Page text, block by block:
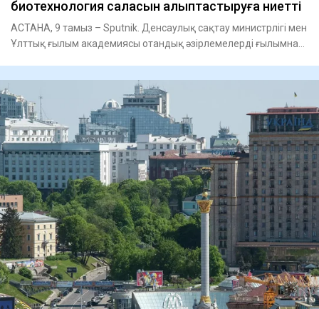
биотехнология саласын қалыптастыруға ниетті
АСТАНА, 9 тамыз – Sputnik. Денсаулық сақтау министрлігі мен
Ұлттық ғылым академиясы отандық әзірлемелерді ғылымнан